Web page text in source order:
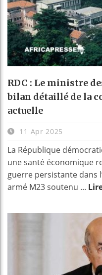
RDC : Le ministre
bilan détaillé de la
actuelle
11 Apr 2025
La République
une santé économique
guerre persistante dans
armé M23 soutenu ...